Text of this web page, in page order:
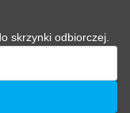
skrzynki odbiorczej.